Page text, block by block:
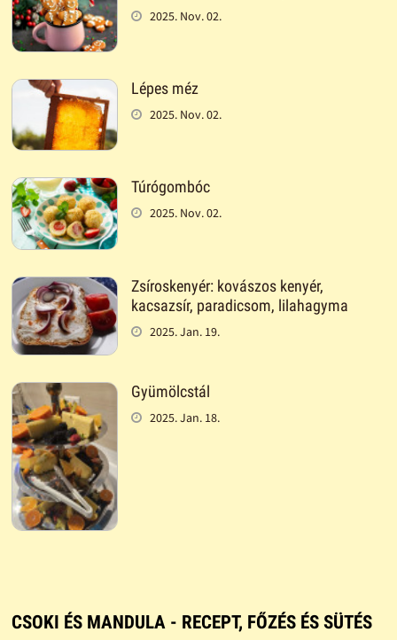
2025. Nov. 02.
Lépes méz
2025. Nov. 02.
Túrógombóc
2025. Nov. 02.
Zsíroskenyér: kovászos kenyér,
kacsazsír, paradicsom, lilahagyma
2025. Jan. 19.
Gyümölcstál
2025. Jan. 18.
CSOKI ÉS MANDULA - RECEPT, FŐZÉS ÉS SÜTÉS